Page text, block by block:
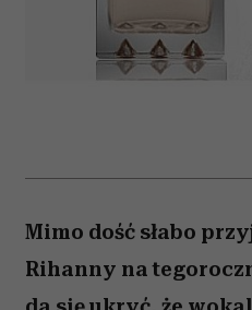
Mimo dość słabo
Rihanny na